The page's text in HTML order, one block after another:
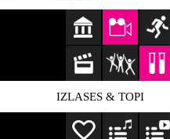
IZLASES & TOPI